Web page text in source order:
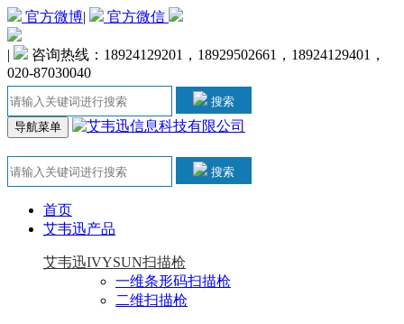
官方微博| 官方微信
|
咨询热线：18924129201，18929502661，18924129401，
020-87030040
搜索
导航菜单
搜索
首页
艾韦迅产品
艾韦迅IVYSUN扫描枪
一维条形码扫描枪
二维扫描枪